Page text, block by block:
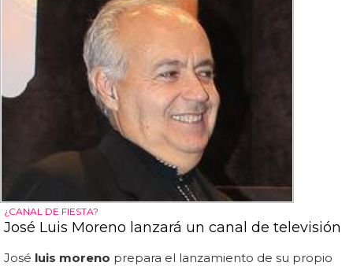
¿CANAL DE FIESTA?
José Luis Moreno lanzará un canal de televisión
José luis moreno prepara el lanzamiento de su propio